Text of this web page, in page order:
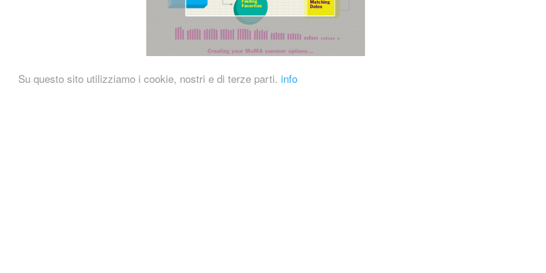
Su questo sito utilizziamo i cookie, nostri e di terze parti. info